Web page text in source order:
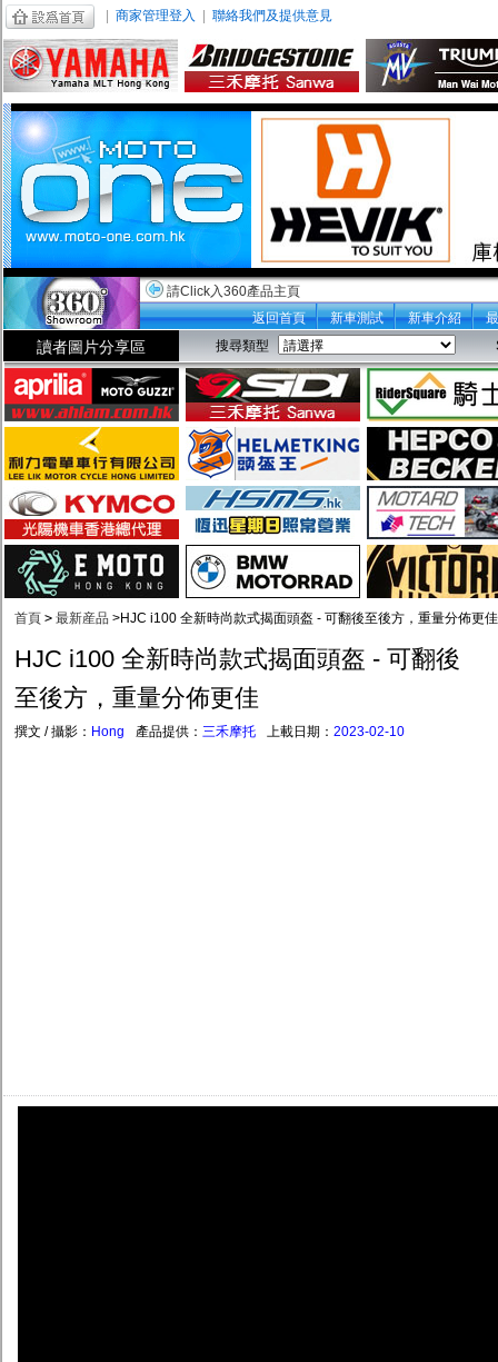
商家管理登入 聯絡我們及提供意見
請Click入360產品主頁
返回首頁
新車測試 新車介紹
讀者圖片分享區 搜尋類型
首頁 > 最新産品 >HJC i100 全新時尚款式揭面頭盔 - 可翻後至後方，重量分佈更佳
HJC i100 全新時尚款式揭面頭盔 - 可翻後
至後方，重量分佈更佳
撰文 / 攝影： Hong 產品提供： 三禾摩托 上載日期： 2023-02-10